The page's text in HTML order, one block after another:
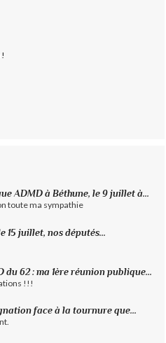
ADMD à Béthune, le 9 juillet à...
toute ma sympathie
15 juillet, nos députés...
du 62 : ma 1ère réunion publique...
!!!
face à la tournure que...